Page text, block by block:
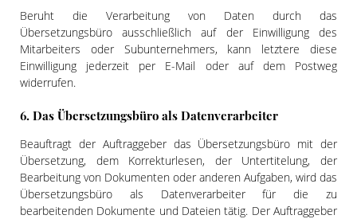
Beruht die Verarbeitung von Daten durch das
Übersetzungsbüro ausschließlich auf der Einwilligung des
Mitarbeiters oder Subunternehmers, kann letztere diese
Einwilligung jederzeit per E-Mail oder auf dem Postweg
widerrufen.
6. Das Übersetzungsbüro als Datenverarbeiter
Beauftragt der Auftraggeber das Übersetzungsbüro mit der
Übersetzung, dem Korrekturlesen, der Untertitelung, der
Bearbeitung von Dokumenten oder anderen Aufgaben, wird das
Übersetzungsbüro als Datenverarbeiter für die zu
bearbeitenden Dokumente und Dateien tätig. Der Auftraggeber